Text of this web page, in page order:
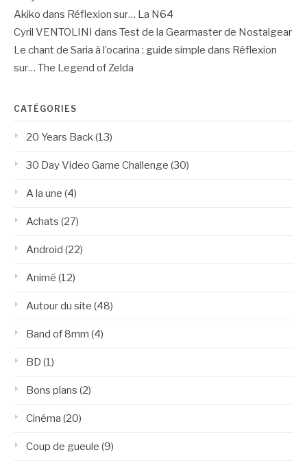
Akiko dans Réflexion sur… La N64
Cyril VENTOLINI dans Test de la Gearmaster de Nostalgear
Le chant de Saria à l’ocarina : guide simple dans Réflexion
sur… The Legend of Zelda
CATÉGORIES
20 Years Back(13)
30 Day Video Game Challenge (30)
A la une (4)
Achats (27)
Android (22)
Animé (12)
Autour du site (48)
Band of 8mm (4)
BD (1)
Bons plans (2)
Cinéma (20)
Coup de gueule (9)